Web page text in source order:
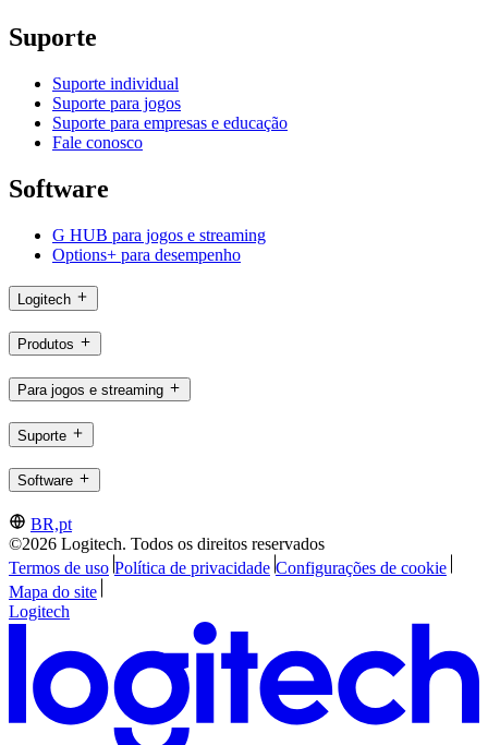
Suporte
Suporte individual
Suporte para jogos
Suporte para empresas e educação
Fale conosco
Software
G HUB para jogos e streaming
Options+ para desempenho
Logitech
Produtos
Para jogos e streaming
Suporte
Software
BR,pt
©2026 Logitech. Todos os direitos reservados
Termos de uso Política de privacidade Configurações de cookie
Mapa do site
Logitech